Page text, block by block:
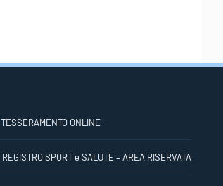
TESSERAMENTO ONLINE
REGISTRO SPORT e SALUTE – AREA RISERVATA